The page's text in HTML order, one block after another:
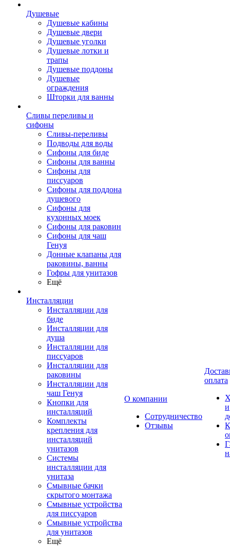
Душевые
Душевые кабины
Душевые двери
Душевые уголки
Душевые лотки и
трапы
Душевые поддоны
Душевые
ограждения
Шторки для ванны
Сливы переливы и
сифоны
Сливы-переливы
Подводы для воды
Сифоны для биде
Сифоны для ванны
Сифоны для
писсуаров
Сифоны для поддона
душевого
Сифоны для
кухонных моек
Сифоны для раковин
Сифоны для чаш
Генуя
Донные клапаны для
раковины, ванны
Гофры для унитазов
Ещё
Инсталляции
Инсталляции для
биде
Инсталляции для
душа
Инсталляции для
писсуаров
Инсталляции для
раковины
Инсталляции для
чаш Генуя
Кнопки для
инсталляций
Комплекты
крепления для
инсталляций
унитазов
Системы
инсталляции для
унитаза
Смывные бачки
скрытого монтажа
Смывные устройства
для писсуаров
Смывные устройства
для унитазов
Ещё
О компании
Сотрудничество
Отзывы
оплата
и